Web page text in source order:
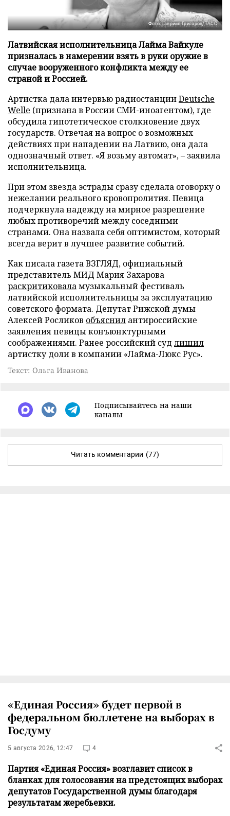
Фото: Гавриил Григоров/ТАСС
Латвийская исполнительница Лайма Вайкуле
призналась в намерении взять в руки оружие в
случае вооруженного конфликта между ее
страной и Россией.
Артистка дала интервью радиостанцииDeutsche
Welle (признана в России СМИ-иноагентом), где
обсудила гипотетическое столкновение двух
государств. Отвечая на вопрос о возможных
действиях при нападении на Латвию, она дала
однозначный ответ. «Я возьму автомат», – заявила
исполнительница.
При этом звезда эстрады сразу сделала оговорку о
нежелании реального кровопролития. Певица
подчеркнула надежду на мирное разрешение
любых противоречий между соседними
странами. Она назвала себя оптимистом, который
всегда верит в лучшее развитие событий.
Как писала газета ВЗГЛЯД, официальный
представитель МИД Мария Захарова
раскритиковаламузыкальный фестиваль
латвийской исполнительницы за эксплуатацию
советского формата. Депутат Рижской думы
Алексей Росликов объяснил антироссийские
заявления певицы конъюнктурными
соображениями. Ранее российский суд лишил
артистку доли в компании «Лайма-Люкс Рус».
Текст: Ольга Иванова
Подписывайтесь на наши
каналы
Читать комментарии (77)
«Единая Россия» будет первой в
федеральном бюллетене на выборах в
Госдуму
5 августа 2026, 12:47 4
Партия «Единая Россия» возглавит список в
бланках для голосования на предстоящих выборах
депутатов Государственной думы благодаря
результатам жеребьевки.